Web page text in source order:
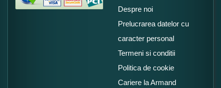
Despre noi
Prelucrarea datelor cu
caracter personal
Termeni si conditii
Politica de cookie
Cariere la Armand